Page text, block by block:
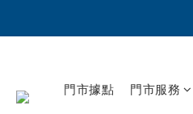
門市據點 門市服務